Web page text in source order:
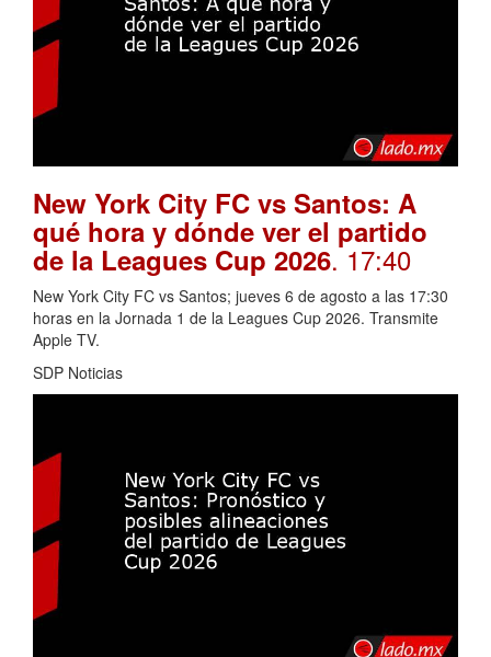
New York City FC vs Santos: A
qué hora y dónde ver el partido
de la Leagues Cup 2026. 17:40
New York City FC vs Santos; jueves 6 de agosto a las 17:30
horas en la Jornada 1 de la Leagues Cup 2026. Transmite
Apple TV.
SDP Noticias